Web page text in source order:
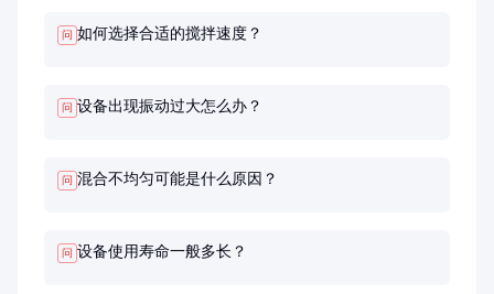
但效率和质量也相对较低。
问 如何选择合适的搅拌速度？
问 设备出现振动过大怎么办？
问 混合不均匀可能是什么原因？
问 设备使用寿命一般多长？